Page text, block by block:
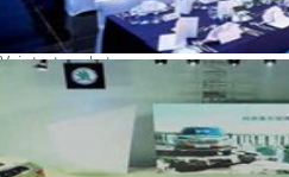
Voir toutes photos